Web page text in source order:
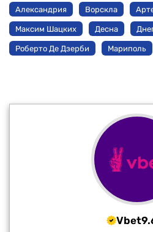
Александрия Ворскла
Максим Шацких Десна
Роберто Де Дзерби Мариполь
Vbet